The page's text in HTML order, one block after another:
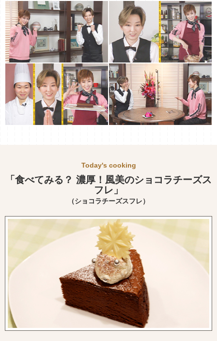
Today's cooking
「食べてみる？ 濃厚！風美のショコラチーズス
フレ」
（ショコラチーズスフレ）